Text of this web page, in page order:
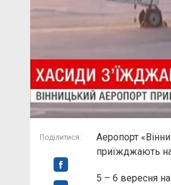
Поділитися:
Аеропорт
приїжджають
5 – 6 вересня